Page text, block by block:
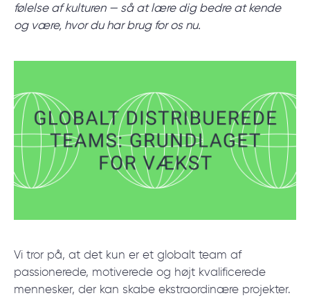
følelse af kulturen — så at lære dig bedre at kende
og være, hvor du har brug for os nu.
Vi tror på, at det kun er et globalt team af
passionerede, motiverede og højt kvalificerede
mennesker, der kan skabe ekstraordinære projekter.
BOOK ET MØDE
/ Blog/ Teknologier
© 2000 – 2026 WaveAccess, All Rights Reserved.